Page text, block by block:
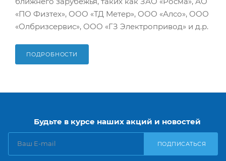
«ПО Физтех», ООО «ТД Метер», ООО «Алсо», ООО
«Олбризсервис», ООО «ГЗ Электропривод» и д.р.
ПОДРОБНОСТИ
Будьте в курсе наших акций и новостей
ПОДПИСАТЬСЯ